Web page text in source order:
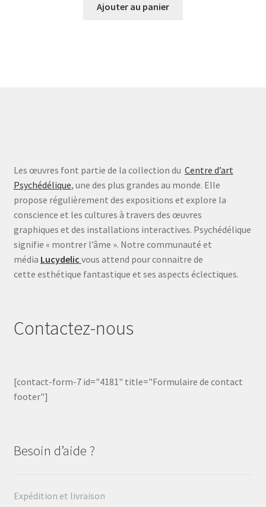
Ajouter au panier
Les œuvres font partie de la collection du Centre d’art
Psychédélique, une des plus grandes au monde. Elle
propose régulièrement des expositions et explore la
conscience et les cultures à travers des œuvres
graphiques et des installations interactives. Psychédélique
signifie « montrer l’âme ». Notre communauté et
média Lucydelic vous attend pour connaitre de
cette esthétique fantastique et ses aspects éclectiques.
Contactez-nous
[contact-form-7 id="4181" title="Formulaire de contact
footer"]
Besoin d’aide ?
Expédition et livraison